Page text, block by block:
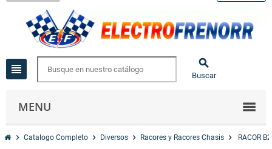
view_headline 
Buscar
MENU
chevron_right Catalogo Completo chevron_right Diversos chevron_right Racores y Racores Chasis chevron_right RACOR